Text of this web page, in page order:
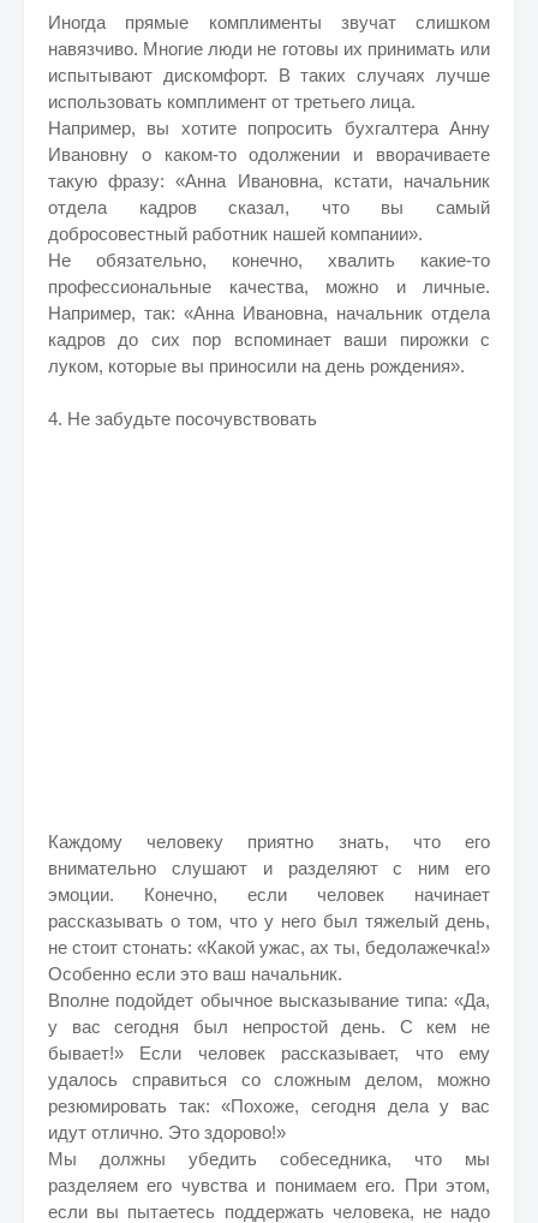
Иногда прямые комплименты звучат слишком
навязчиво. Многие люди не готовы их принимать или
испытывают дискомфорт. В таких случаях лучше
использовать комплимент от третьего лица.
Например, вы хотите попросить бухгалтера Анну
Ивановну о каком-то одолжении и вворачиваете
такую фразу: «Анна Ивановна, кстати, начальник
отдела кадров сказал, что вы самый
добросовестный работник нашей компании».
Не обязательно, конечно, хвалить какие-то
профессиональные качества, можно и личные.
Например, так: «Анна Ивановна, начальник отдела
кадров до сих пор вспоминает ваши пирожки с
луком, которые вы приносили на день рождения».
4. Не забудьте посочувствовать
Каждому человеку приятно знать, что его
внимательно слушают и разделяют с ним его
эмоции. Конечно, если человек начинает
рассказывать о том, что у него был тяжелый день,
не стоит стонать: «Какой ужас, ах ты, бедолажечка!»
Особенно если это ваш начальник.
Вполне подойдет обычное высказывание типа: «Да,
у вас сегодня был непростой день. С кем не
бывает!» Если человек рассказывает, что ему
удалось справиться со сложным делом, можно
резюмировать так: «Похоже, сегодня дела у вас
идут отлично. Это здорово!»
Мы должны убедить собеседника, что мы
разделяем его чувства и понимаем его. При этом,
если вы пытаетесь поддержать человека, не надо